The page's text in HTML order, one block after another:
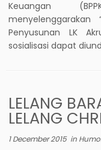
Keuangan
menyelenggarakan
Penyusunan LK
sosialisasi dapat
LELANG
LELANG
1 December 2015in